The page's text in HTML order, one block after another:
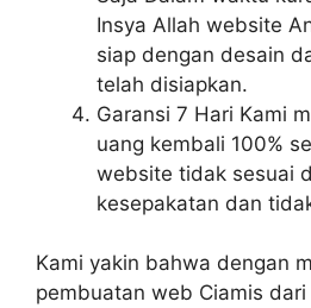
Insya Allah website
siap dengan desain
telah disiapkan.
Garansi 7 Hari Kami
uang kembali 100%
website tidak sesuai
kesepakatan dan
Kami yakin bahwa dengan
pembuatan web Ciamis dari